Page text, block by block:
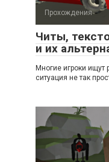
Прохождения
Читы,
и их
Многие игроки ищут
ситуация не так